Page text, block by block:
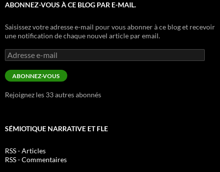
ABONNEZ-VOUS À CE BLOG PAR E-MAIL.
Saisissez votre adresse e-mail pour vous abonner à ce blog et recevoir
une notification de chaque nouvel article par email.
Adresse
e-
mail
ABONNEZ-VOUS
Rejoignez les 33 autres abonnés
SÉMIOTIQUE NARRATIVE ET FLE
RSS - Articles
RSS - Commentaires